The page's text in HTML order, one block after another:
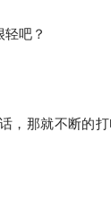
吧？
，那就不断的